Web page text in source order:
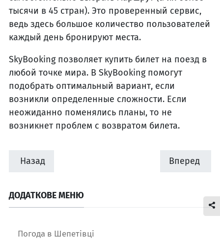
тысячи в 45 стран). Это проверенный сервис,
ведь здесь большое количество пользователей
каждый день бронируют места.
SkyBooking позволяет купить билет на поезд в
любой точке мира. В SkyBooking помогут
подобрать оптимальный вариант, если
возникли определенные сложности. Если
неожиданно поменялись планы, то не
возникнет проблем с возвратом билета.
Назад Вперед
ДОДАТКОВЕ МЕНЮ
Погода в Шепетівці